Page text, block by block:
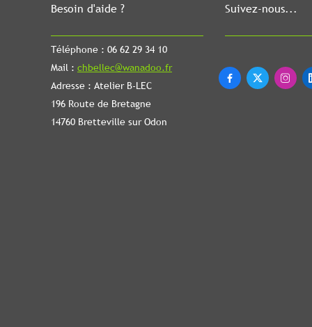
Besoin d'aide ?
Téléphone : 06 62 29 34 10
Mail : chbellec@wanadoo.fr
Adresse : Atelier B-LEC
196 Route de Bretagne
14760 Bretteville sur Odon
Suivez-nous...
  